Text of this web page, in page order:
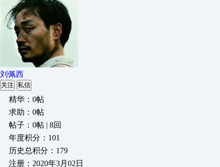
刘佩西
关注 私信
精华：0帖
求助：0帖
帖子：0帖 | 8回
年度积分：101
历史总积分：179
注册：2020年3月02日